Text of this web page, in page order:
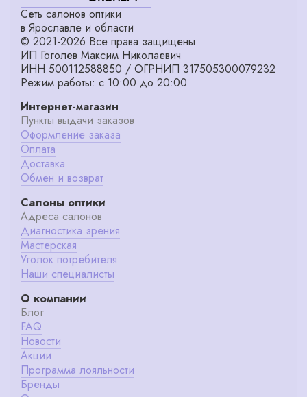
Сеть салонов оптики
в Ярославле и области
© 2021-2026 Все права защищены
ИП Гоголев Максим Николаевич
ИНН 500112588850 / ОГРНИП 317505300079232
Режим работы: с 10:00 до 20:00
Интернет-магазин
Пункты выдачи заказов
Оформление заказа
Оплата
Доставка
Обмен и возврат
Салоны оптики
Адреса салонов
Диагностика зрения
Мастерская
Уголок потребителя
Наши специалисты
О компании
Блог
FAQ
Новости
Акции
Программа лояльности
Бренды